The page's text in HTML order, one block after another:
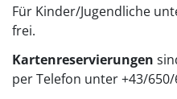
Für Kinder/Jugendliche
frei.
Kartenreservierungen
per Telefon unter +43/